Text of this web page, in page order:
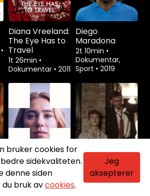
bruker cookies for
sidekvaliteten.
denne siden
bruk avcookies.
Jeg
aksepterer
•
Diana Vreeland:
The Eye Has to
Travel
1t 26min •
Dokumentar • 2011
Diego
Maradona
2t 10min •
Dokumentar,
Sport • 2019
Disco
Distant Voices,